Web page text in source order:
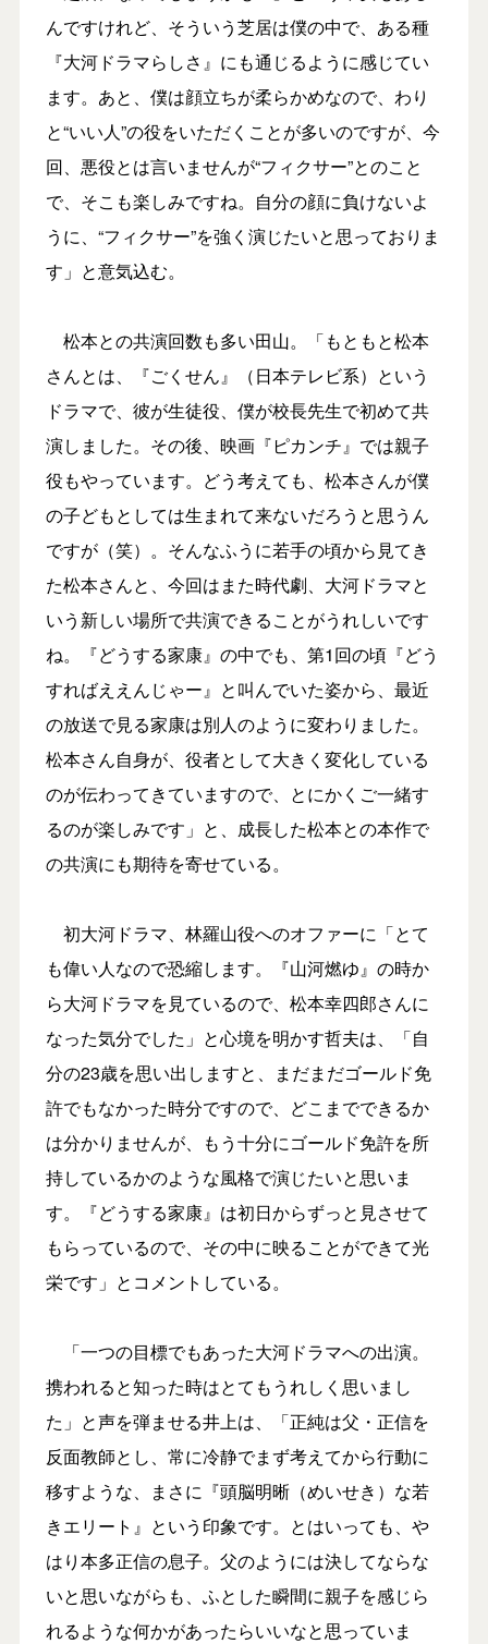
んですけれど、そういう芝居は僕の中で、ある種
『大河ドラマらしさ』にも通じるように感じてい
ます。あと、僕は顔立ちが柔らかめなので、わり
と“いい人”の役をいただくことが多いのですが、今
回、悪役とは言いませんが“フィクサー”とのこと
で、そこも楽しみですね。自分の顔に負けないよ
うに、“フィクサー”を強く演じたいと思っておりま
す」と意気込む。
松本との共演回数も多い田山。「もともと松本
さんとは、『ごくせん』（日本テレビ系）という
ドラマで、彼が生徒役、僕が校長先生で初めて共
演しました。その後、映画『ピカンチ』では親子
役もやっています。どう考えても、松本さんが僕
の子どもとしては生まれて来ないだろうと思うん
ですが（笑）。そんなふうに若手の頃から見てき
た松本さんと、今回はまた時代劇、大河ドラマと
いう新しい場所で共演できることがうれしいです
ね。『どうする家康』の中でも、第1回の頃『どう
すればええんじゃー』と叫んでいた姿から、最近
の放送で見る家康は別人のように変わりました。
松本さん自身が、役者として大きく変化している
のが伝わってきていますので、とにかくご一緒す
るのが楽しみです」と、成長した松本との本作で
の共演にも期待を寄せている。
初大河ドラマ、林羅山役へのオファーに「とて
も偉い人なので恐縮します。『山河燃ゆ』の時か
ら大河ドラマを見ているので、松本幸四郎さんに
なった気分でした」と心境を明かす哲夫は、「自
分の23歳を思い出しますと、まだまだゴールド免
許でもなかった時分ですので、どこまでできるか
は分かりませんが、もう十分にゴールド免許を所
持しているかのような風格で演じたいと思いま
す。『どうする家康』は初日からずっと見させて
もらっているので、その中に映ることができて光
栄です」とコメントしている。
「一つの目標でもあった大河ドラマへの出演。
携われると知った時はとてもうれしく思いまし
た」と声を弾ませる井上は、「正純は父・正信を
反面教師とし、常に冷静でまず考えてから行動に
移すような、まさに『頭脳明晰（めいせき）な若
きエリート』という印象です。とはいっても、や
はり本多正信の息子。父のようには決してならな
いと思いながらも、ふとした瞬間に親子を感じら
れるような何かがあったらいいなと思っていま